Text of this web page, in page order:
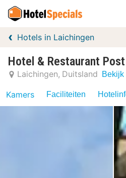
Hotels in Laichingen
Hotel & Restaurant Post
Laichingen Duitsland Bekijk
Kamers Faciliteiten